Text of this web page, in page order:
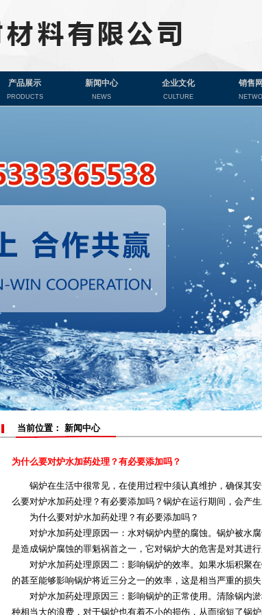
产品展示
PRODUCTS
新闻中心
NEWS
企业文化
CULTURE
销售
当前位置： 新闻中心
为什么要对炉水加药处理？有必要添加吗？
锅炉在生活中很常见，在使用过程中须认真维护，确保其
么要对炉水加药处理？有必要添加吗？锅炉在运行期间，会产
为什么要对炉水加药处理？有必要添加吗？
对炉水加药处理原因一：水对锅炉内壁的腐蚀。锅炉被水腐
是造成锅炉腐蚀的罪魁祸首之一，它对锅炉大的危害是对其进
对炉水加药处理原因二：影响锅炉的效率。如果水垢积聚在
的甚至能够影响锅炉将近三分之一的效率，这是相当严重的损失
对炉水加药处理原因三：影响锅炉的正常使用。清除锅内淤
种相当大的浪费，对于锅炉也有着不小的损伤，从而缩短了锅